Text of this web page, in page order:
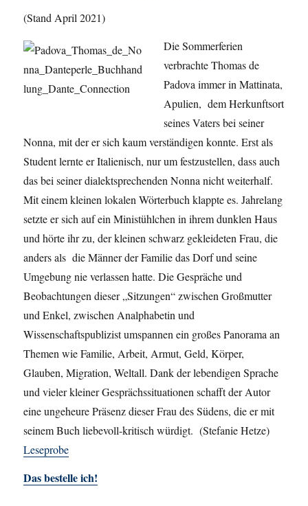
(Stand April 2021)
Die Sommerferien
verbrachte Thomas de
Padova immer in Mattinata,
Apulien, dem Herkunftsort
seines Vaters bei seiner
Nonna, mit der er sich kaum verständigen konnte. Erst als
Student lernte er Italienisch, nur um festzustellen, dass auch
das bei seiner dialektsprechenden Nonna nicht weiterhalf.
Mit einem kleinen lokalen Wörterbuch klappte es. Jahrelang
setzte er sich auf ein Ministühlchen in ihrem dunklen Haus
und hörte ihr zu, der kleinen schwarz gekleideten Frau, die
anders als die Männer der Familie das Dorf und seine
Umgebung nie verlassen hatte. Die Gespräche und
Beobachtungen dieser „Sitzungen“ zwischen Großmutter
und Enkel, zwischen Analphabetin und
Wissenschaftspublizist umspannen ein großes Panorama an
Themen wie Familie, Arbeit, Armut, Geld, Körper,
Glauben, Migration, Weltall. Dank der lebendigen Sprache
und vieler kleiner Gesprächssituationen schafft der Autor
eine ungeheure Präsenz dieser Frau des Südens, die er mit
seinem Buch liebevoll-kritisch würdigt. (Stefanie Hetze)
Leseprobe
Das bestelle ich!